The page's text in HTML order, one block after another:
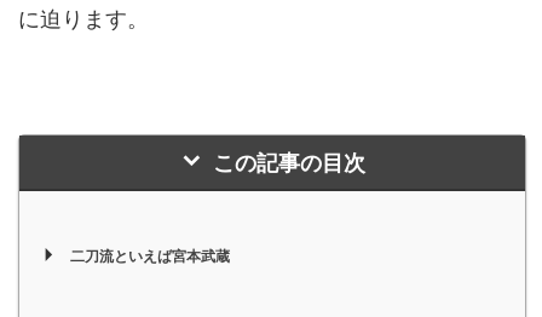
に迫ります。
この記事の目次
二刀流といえば宮本武蔵